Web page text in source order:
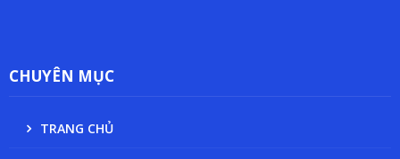
CHUYÊN MỤC
TRANG CHỦ